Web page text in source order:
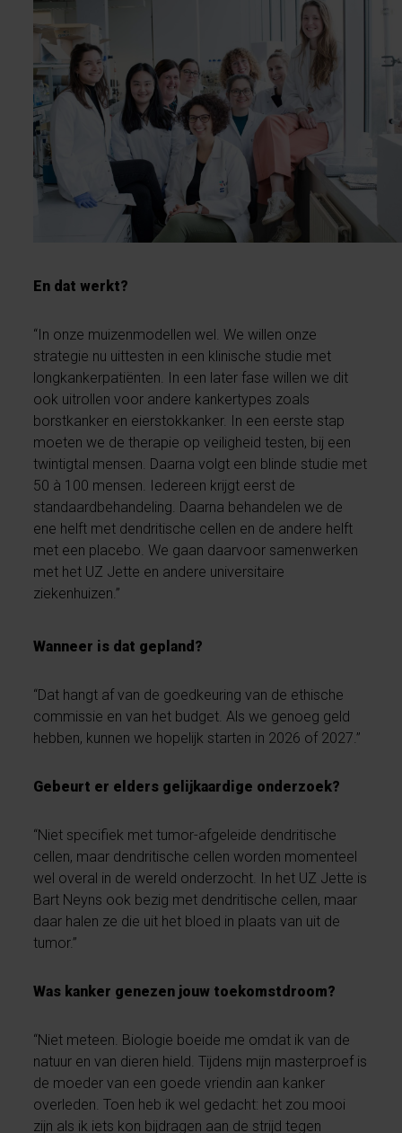
En dat werkt?
“In onze muizenmodellen wel. We willen onze
strategie nu uittesten in een klinische studie met
longkankerpatiënten. In een later fase willen we dit
ook uitrollen voor andere kankertypes zoals
borstkanker en eierstokkanker. In een eerste stap
moeten we de therapie op veiligheid testen, bij een
twintigtal mensen. Daarna volgt een blinde studie met
50 à 100 mensen. Iedereen krijgt eerst de
standaardbehandeling. Daarna behandelen we de
ene helft met dendritische cellen en de andere helft
met een placebo. We gaan daarvoor samenwerken
met het UZ Jette en andere universitaire
ziekenhuizen.”
Wanneer is dat gepland?
“Dat hangt af van de goedkeuring van de ethische
commissie en van het budget. Als we genoeg geld
hebben, kunnen we hopelijk starten in 2026 of 2027.”
Gebeurt er elders gelijkaardige onderzoek?
“Niet specifiek met tumor-afgeleide dendritische
cellen, maar dendritische cellen worden momenteel
wel overal in de wereld onderzocht. In het UZ Jette is
Bart Neyns ook bezig met dendritische cellen, maar
daar halen ze die uit het bloed in plaats van uit de
tumor.”
Was kanker genezen jouw toekomstdroom?
“Niet meteen. Biologie boeide me omdat ik van de
natuur en van dieren hield. Tijdens mijn masterproef is
de moeder van een goede vriendin aan kanker
overleden. Toen heb ik wel gedacht: het zou mooi
zijn als ik iets kon bijdragen aan de strijd tegen